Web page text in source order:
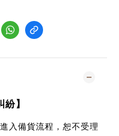
】
入備貨流程，恕不受理